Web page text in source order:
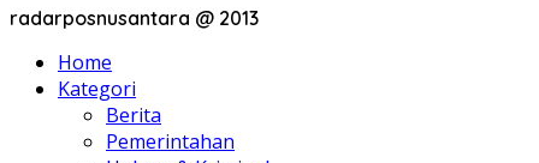
radarposnusantara @ 2013
Home
Kategori
Berita
Pemerintahan